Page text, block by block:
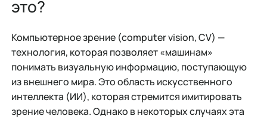
это?
Компьютерное зрение (computer vision, CV) —
технология, которая позволяет «машинам»
понимать визуальную информацию, поступающую
из внешнего мира. Это область искусственного
интеллекта (ИИ), которая стремится имитировать
зрение человека. Однако в некоторых случаях эта